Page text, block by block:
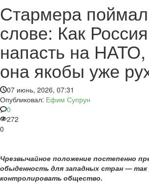
Стармера
слове: Как
напасть на
она якобы уже
07 июнь, 2026, 07:31
Опубликовал: Ефим Супрун
0
272
0
Чрезвычайное положение постепенно
обыденность для западных стран — так
контролировать общество.